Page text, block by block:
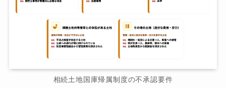
相続土地国庫帰属制度の不承認要件